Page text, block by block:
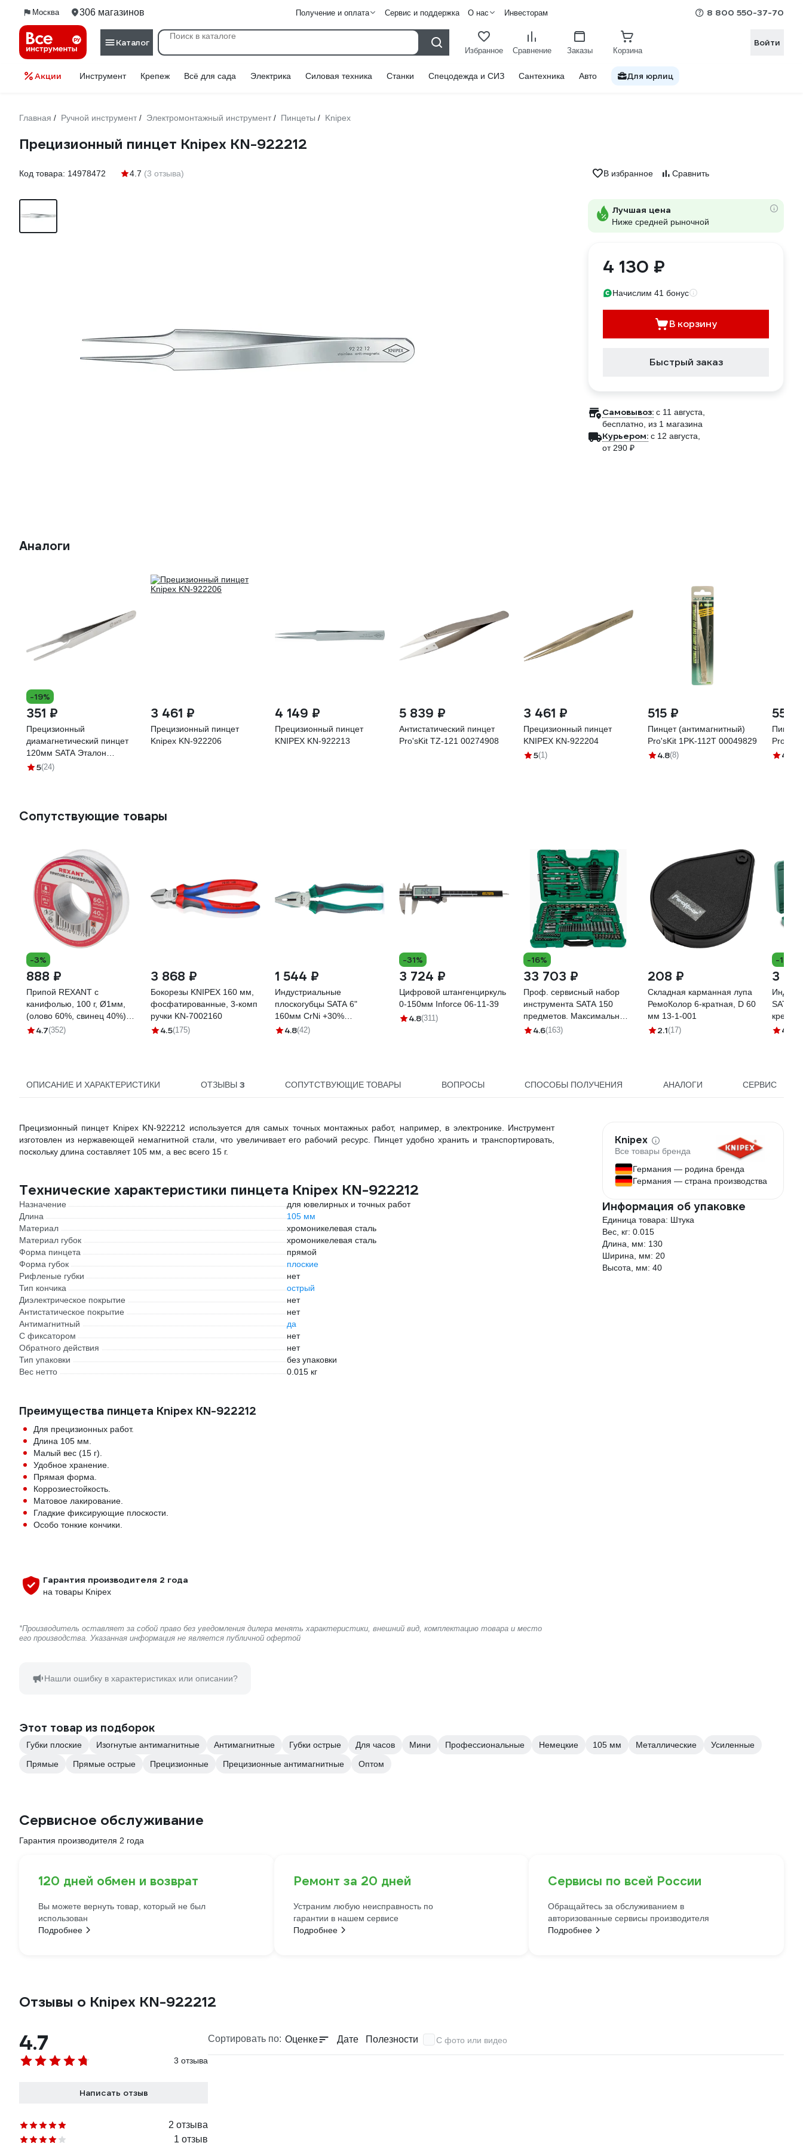
Москва 306 магазинов Получение и оплата Сервис и поддержка О нас Инвесторам 8 800 550-37-70
Каталог
Избранное Сравнение Заказы Корзина
Войти
Акции Инструмент Крепеж Всё для сада Электрика Силовая техника Станки Спецодежда и СИЗ Сантехника Авто Для юрлиц
Главная / Ручной инструмент / Электромонтажный инструмент / Пинцеты / Knipex
Прецизионный пинцет Knipex KN-922212
Код товара: 14978472 4.7 (3 отзыва) В избранное Сравнить
Лучшая цена
Ниже средней рыночной
4 130 ₽
Начислим 41 бонус
В корзину
Быстрый заказ
Самовывоз: c 11 августа,
бесплатно , из 1 магазина
Курьером: c 12 августа,
от 290 ₽
Аналоги
-19%
351 ₽
Прецизионный
диамагнетический пинцет
120мм SATA Эталон
точности для ремонта
5(24)
3 461 ₽
Прецизионный пинцет
Knipex KN-922206
4 149 ₽
Прецизионный пинцет
KNIPEX KN-922213
5 839 ₽
Антистатический пинцет
Pro'sKit TZ-121 00274908
3 461 ₽
Прецизионный пинцет
KNIPEX KN-922204
5(1)
515 ₽
Пинцет (антимагнитный)
Pro'sKit 1PK-112T 00049829
4.8(8)
557
Пинцет
4.7
Сопутствующие товары
-3%
888 ₽
Припой REXANT с
канифолью, 100 г, Ø1мм,
(олово 60%, свинец 40%)
09-3203
4.7(352)
3 868 ₽
Бокорезы KNIPEX 160 мм,
фосфатированные, 3-комп
ручки KN-7002160
4.5(175)
1 544 ₽
Индустриальные
плоскогубцы SATA 6"
160мм CrNi +30%
прочности. Эталон для
4.8(42)
-31%
3 724 ₽
Цифровой штангенциркуль
0-150мм Inforce 06-11-39
4.8(311)
-16%
33 703 ₽
Проф. сервисный набор
инструмента SATA 150
предметов. Максимальный
комплект для СТО и
4.6(163)
208 ₽
Складная карманная лупа
РемоКолор 6-кратная, D 60
мм 13-1-001
2.1(17)
-10%
3
SATA
4.8
ОПИСАНИЕ И ХАРАКТЕРИСТИКИ ОТЗЫВЫ 3 СОПУТСТВУЮЩИЕ ТОВАРЫ ВОПРОСЫ СПОСОБЫ ПОЛУЧЕНИЯ АНАЛОГИ СЕРВИС
Прецизионный пинцет Knipex KN-922212 используется для самых точных монтажных работ, например, в электронике. Инструмент
изготовлен из нержавеющей немагнитной стали, что увеличивает его рабочий ресурс. Пинцет удобно хранить и транспортировать,
поскольку длина составляет 105 мм, а вес всего 15 г.
Технические характеристики пинцета Knipex KN-922212
Назначение
для ювелирных и точных работ
Длина
105 мм
Материал
хромоникелевая сталь
Материал губок
хромоникелевая сталь
Форма пинцета
прямой
Форма губок
плоские
Рифленые губки
нет
Тип кончика
острый
Диэлектрическое покрытие
нет
Антистатическое покрытие
нет
Антимагнитный
да
С фиксатором
нет
Обратного действия
нет
Тип упаковки
без упаковки
Вес нетто
0.015 кг
Преимущества пинцета Knipex KN-922212
Для прецизионных работ.
Длина 105 мм.
Малый вес (15 г).
Удобное хранение.
Прямая форма.
Коррозиестойкость.
Матовое лакирование.
Гладкие фиксирующие плоскости.
Особо тонкие кончики.
Гарантия производителя 2 года
на товары Knipex
*Производитель оставляет за собой право без уведомления дилера менять характеристики, внешний вид, комплектацию товара и место
его производства. Указанная информация не является публичной офертой
Нашли ошибку в характеристиках или описании?
Knipex
Все товары бренда
Германия — родина бренда
Германия — страна производства
Информация об упаковке
Единица товара: Штука
Вес, кг: 0.015
Длина, мм: 130
Ширина, мм: 20
Высота, мм: 40
Этот товар из подборок
Губки плоские Изогнутые антимагнитные Антимагнитные Губки острые Для часов Мини Профессиональные Немецкие 105 мм Металлические
Усиленные
Прямые
Прямые острые Прецизионные Прецизионные антимагнитные Оптом
Сервисное обслуживание
Гарантия производителя 2 года
120 дней обмен и возврат
Вы можете вернуть товар, который не был
использован
Подробнее
Ремонт за 20 дней
Устраним любую неисправность по
гарантии в нашем сервисе
Подробнее
Сервисы по всей России
Обращайтесь за обслуживанием в
авторизованные сервисы производителя
Подробнее
Отзывы о Knipex KN-922212
4.7
3 отзыва
Написать отзыв
2 отзыва
1 отзыв
Сортировать по: Оценке Дате Полезности С фото или видео